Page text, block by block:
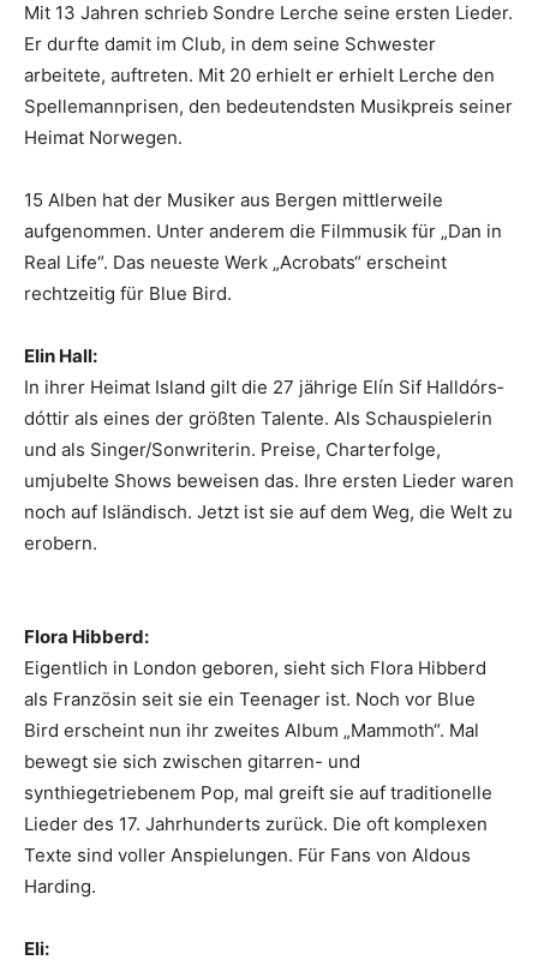
Mit 13 Jahren schrieb Sondre Lerche seine ersten Lieder.
Er durfte damit im Club, in dem seine Schwester
arbeitete, auftreten. Mit 20 erhielt er erhielt Lerche den
Spellemannprisen, den bedeutendsten Musikpreis seiner
Heimat Norwegen.
15 Alben hat der Musiker aus Bergen mittlerweile
aufgenommen. Unter anderem die Filmmusik für „Dan in
Real Life“. Das neueste Werk „Acrobats“ erscheint
rechtzeitig für Blue Bird.
Elin Hall:
In ihrer Heimat Island gilt die 27 jährige Elín Sif Hall­dórs­
dótt­ir als eines der größten Talente. Als Schauspielerin
und als Singer/Sonwriterin. Preise, Charterfolge,
umjubelte Shows beweisen das. Ihre ersten Lieder waren
noch auf Isländisch. Jetzt ist sie auf dem Weg, die Welt zu
erobern.
Flora Hibberd:
Eigentlich in London geboren, sieht sich Flora Hibberd
als Französin seit sie ein Teenager ist. Noch vor Blue
Bird erscheint nun ihr zweites Album „Mammoth“. Mal
bewegt sie sich zwischen gitarren- und
synthiegetriebenem Pop, mal greift sie auf traditionelle
Lieder des 17. Jahrhunderts zurück. Die oft komplexen
Texte sind voller Anspielungen. Für Fans von Aldous
Harding.
Eli: